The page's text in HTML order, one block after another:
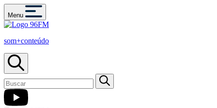
Menu
som+conteúdo